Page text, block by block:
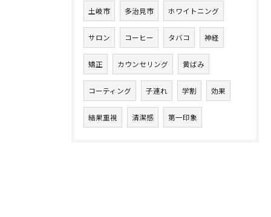
土岐市 多治見市 ホワイトニング
サロン コーヒー タバコ 神経
矯正 カウンセリング 黄ばみ
コーティング 子連れ 学割 効果
結果重視 清潔感 第一印象